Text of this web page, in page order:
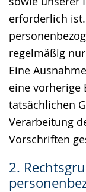
erforderlich
regelmäßig
Eine
eine vorherige
tatsächlichen
Verarbeitung
Vorschriften
2.